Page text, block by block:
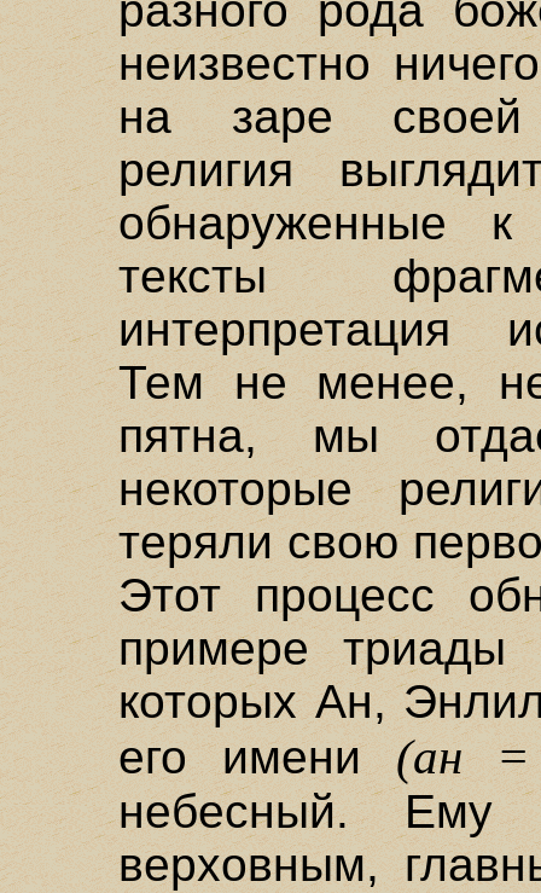
разного рода
неизвестно
на заре своей
религия
обнаруженные
тексты
интерпретация
Тем не менее,
пятна, мы
некоторые
теряли свою
Этот процесс
примере триады
которых Ан,
его имени (ан =
небесный. Ему
верховным,